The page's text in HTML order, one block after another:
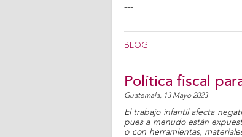
---
BLOG
Política fiscal
Guatemala, 13 Mayo 2023
El trabajo infantil afecta
pues a menudo están
o con herramientas,